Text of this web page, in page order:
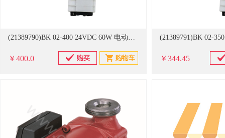
(21389790)BK 02-400 24VDC 60W 电动推杆(单位：个)
￥400.0 ￥344.45